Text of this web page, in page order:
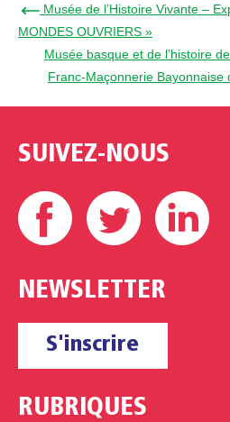
← Musée de l’Histoire Vivante –
MONDES OUVRIERS »
Musée basque et de l’histoire
Franc-Maçonnerie Bayonnaise
SUIVEZ-NOUS
Facebook Twitter
NEWSLETTER
S'inscrire
RUBRIQUES